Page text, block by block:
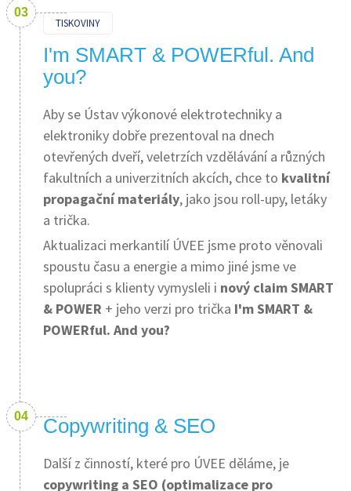
TISKOVINY
I'm SMART & POWERful. And
you?
Aby se Ústav výkonové elektrotechniky a
elektroniky dobře prezentoval na dnech
otevřených dveří, veletrzích vzdělávání a různých
fakultních a univerzitních akcích, chce to kvalitní
propagační materiály, jako jsou roll-upy, letáky
a trička.
Aktualizaci merkantilí ÚVEE jsme proto věnovali
spoustu času a energie a mimo jiné jsme ve
spolupráci s klienty vymysleli i nový claim SMART
& POWER + jeho verzi pro trička I'm SMART &
POWERful. And you?
Copywriting & SEO
Další z činností, které pro ÚVEE děláme, je
copywriting a SEO (optimalizace pro